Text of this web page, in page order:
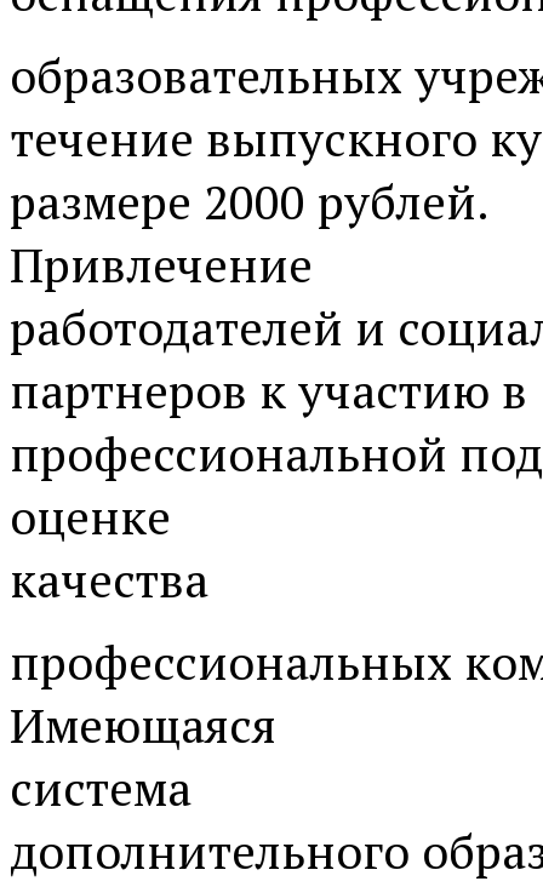
образовательных
течение выпускного
размере 2000 рублей.
Привлечение
работодателей и
партнеров к участию в
профессиональной
оценке
качества
профессиональных
Имеющаяся
система
дополнительного